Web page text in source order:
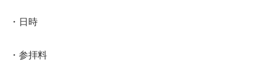
・日時
・参拝料